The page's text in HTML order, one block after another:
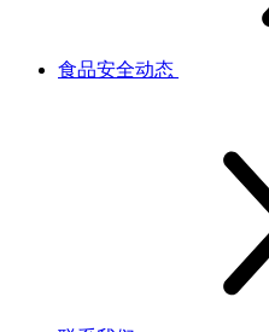
食品安全动态